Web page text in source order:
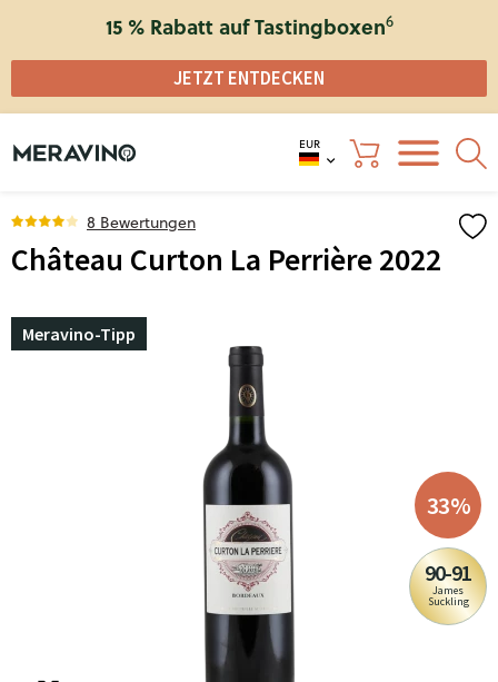
15 % Rabatt auf Tastingboxen6
JETZT ENTDECKEN
EUR
8 Bewertungen
Château Curton La Perrière 2022
Meravino-Tipp
33%
90-91
James
Suckling